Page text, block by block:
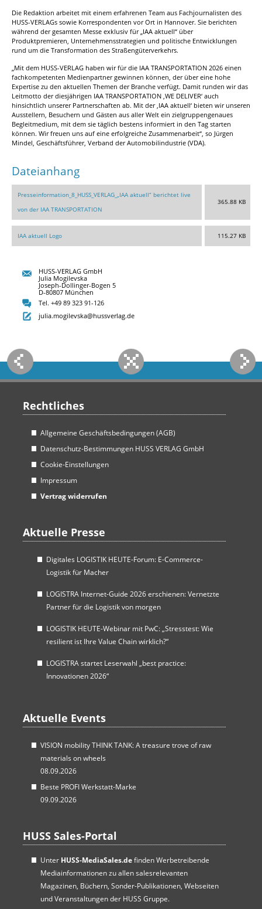
HUSS-VERLAG GmbH
Julia Mogilevska
Joseph-Dollinger-Bogen 5
D-80807 München
Tel. +49 89 323 91-126
julia.mogilevska@hussverlag.de
Die Redaktion arbeitet mit einem erfahrenen Team aus Fachjournalisten des
HUSS-VERLAGs sowie Korrespondenten vor Ort in Hannover. Sie berichten
während der gesamten Messe exklusiv für „IAA aktuell“ über
Produktpremieren, Unternehmensstrategien und politische Entwicklungen
rund um die Transformation des Straßengüterverkehrs.
„Mit dem HUSS-VERLAG haben wir für die IAA TRANSPORTATION 2026 einen
fachkompetenten Medienpartner gewinnen können, der über eine hohe
Expertise zu den aktuellen Themen der Branche verfügt. Damit runden wir das
Leitmotto der diesjährigen IAA TRANSPORTATION ‚WE DELIVER‘ auch
hinsichtlich unserer Partnerschaften ab. Mit der ‚IAA aktuell‘ bieten wir unseren
Ausstellern, Besuchern und Gästen aus aller Welt ein zielgruppengenaues
Begleitmedium, mit dem sie täglich bestens informiert in den Tag starten
können. Wir freuen uns auf eine erfolgreiche Zusammenarbeit“, so Jürgen
Mindel, Geschäftsführer, Verband der Automobilindustrie (VDA).
Dateianhang
Presseinformation_8_HUSS_VERLAG_„IAA aktuell“ berichtet live
von der IAA TRANSPORTATION
365.88 KB
IAA aktuell Logo 115.27 KB
Rechtliches
Allgemeine Geschäftsbedingungen (AGB)
Datenschutz-Bestimmungen HUSS VERLAG GmbH
Cookie-Einstellungen
Impressum
Vertrag widerrufen
Aktuelle Presse
Digitales LOGISTIK HEUTE-Forum: E-Commerce-
Logistik für Macher
LOGISTRA Internet-Guide 2026 erschienen: Vernetzte
Partner für die Logistik von morgen
LOGISTIK HEUTE-Webinar mit PwC: „Stresstest: Wie
resilient ist Ihre Value Chain wirklich?“
LOGISTRA startet Leserwahl „best practice:
Innovationen 2026“
Aktuelle Events
VISION mobility THINK TANK: A treasure trove of raw
materials on wheels
08.09.2026
Beste PROFI Werkstatt-Marke
09.09.2026
HUSS Sales-Portal
Unter HUSS-MediaSales.definden Werbetreibende
Mediainformationen zu allen salesrelevanten
Magazinen, Büchern, Sonder-Publikationen, Webseiten
und Veranstaltungen der HUSS Gruppe.